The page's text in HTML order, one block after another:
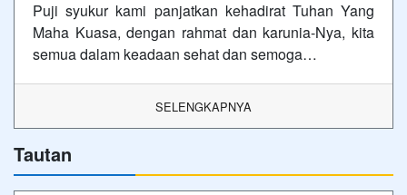
Puji syukur kami panjatkan kehadirat Tuhan Yang
Maha Kuasa, dengan rahmat dan karunia-Nya, kita
semua dalam keadaan sehat dan semoga…
SELENGKAPNYA
Tautan